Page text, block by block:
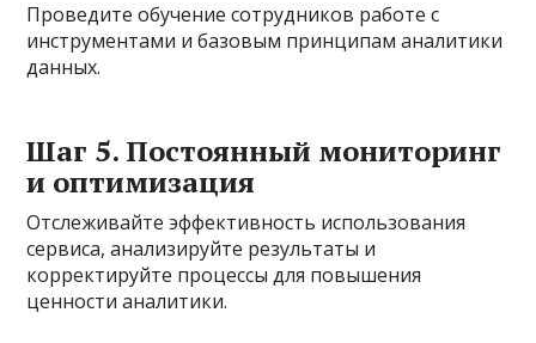
Проведите обучение сотрудников работе с
инструментами и базовым принципам аналитики
данных.
Шаг 5. Постоянный мониторинг
и оптимизация
Отслеживайте эффективность использования
сервиса, анализируйте результаты и
корректируйте процессы для повышения
ценности аналитики.